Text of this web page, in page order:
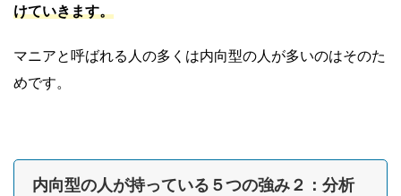
けていきます。
マニアと呼ばれる人の多くは内向型の人が多いのはそのた
めです。
内向型の人が持っている５つの強み２：分析